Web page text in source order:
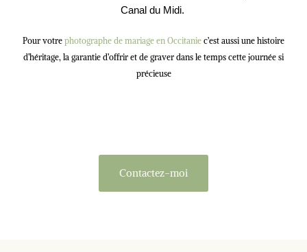
Canal du Midi.
Pour votre photographe de mariage en Occitanie c’est aussi une histoire
d’héritage, la garantie d’offrir et de graver dans le temps cette journée si
précieuse
Contactez-moi